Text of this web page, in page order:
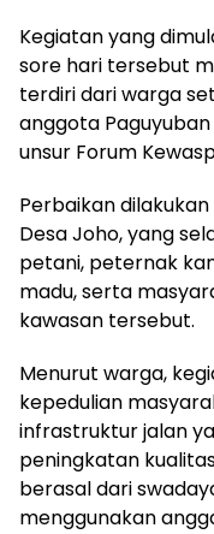
Kegiatan yang
sore hari tersebut
terdiri dari warga
anggota
unsur Forum
Perbaikan
Desa Joho, yang
petani, peternak
madu, serta
kawasan tersebut.
Menurut warga,
kepedulian
infrastruktur jalan
peningkatan
berasal dari
menggunakan